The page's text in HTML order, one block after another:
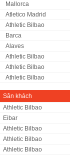
Mallorca
Atletico Madrid
Athletic Bilbao
Barca
Alaves
Athletic Bilbao
Athletic Bilbao
Athletic Bilbao
Sân khách
Athletic Bilbao
Eibar
Athletic Bilbao
Athletic Bilbao
Athletic Bilbao